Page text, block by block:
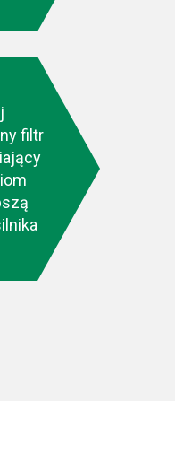
filtr